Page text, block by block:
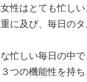
性はとても忙し
に及び、毎日の
忙しい毎日の中
３つの機能性を持